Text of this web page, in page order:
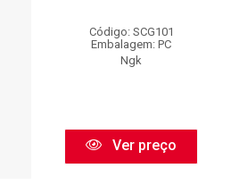
Código: SCG101
Embalagem: PC
Ngk
Ver preço